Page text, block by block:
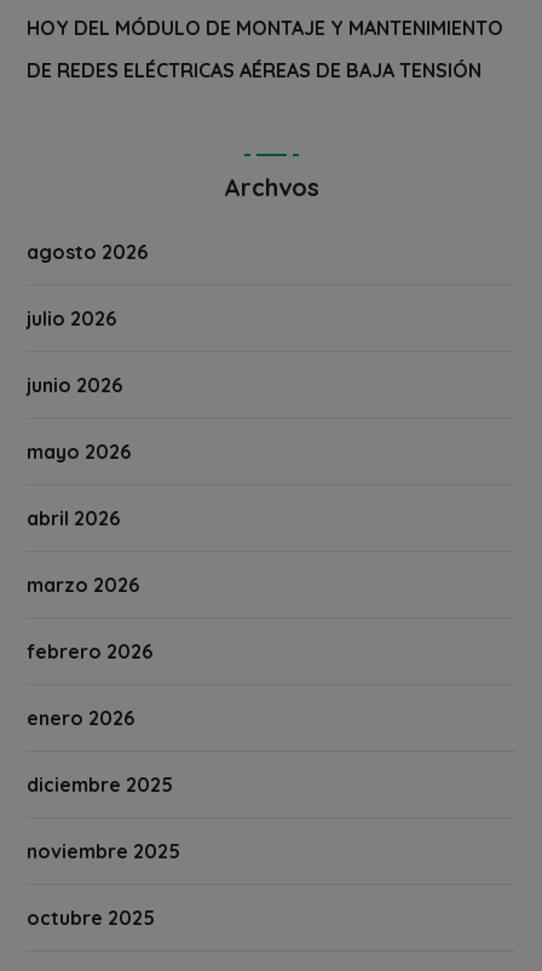
HOY DEL MÓDULO DE MONTAJE Y MANTENIMIENTO
DE REDES ELÉCTRICAS AÉREAS DE BAJA TENSIÓN
Archvos
agosto 2026
julio 2026
junio 2026
mayo 2026
abril 2026
marzo 2026
febrero 2026
enero 2026
diciembre 2025
noviembre 2025
octubre 2025